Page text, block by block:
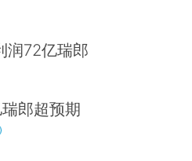
润72亿瑞郎
郎超预期